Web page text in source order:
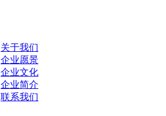
关于我们
企业愿景
企业文化
企业简介
联系我们